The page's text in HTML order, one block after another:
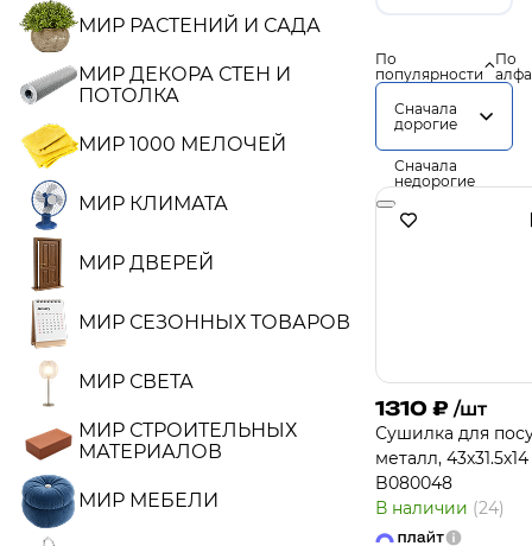
МИР РАСТЕНИЙ И САДА
МИР ДЕКОРА СТЕН И
ПОТОЛКА
МИР 1000 МЕЛОЧЕЙ
МИР КЛИМАТА
МИР ДВЕРЕЙ
МИР СЕЗОННЫХ ТОВАРОВ
МИР СВЕТА
МИР СТРОИТЕЛЬНЫХ
МАТЕРИАЛОВ
МИР МЕБЕЛИ
По
популярности
По
Сначала
дорогие
Сначала
недорогие
1310 ₽ /шт
Сушилка для
металл,
B080048
В наличии (24)